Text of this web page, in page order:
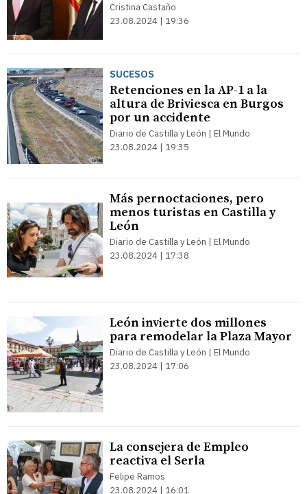
Cristina Castaño
23.08.2024 | 19:36
SUCESOS
Retenciones en la AP-1 a la
altura de Briviesca en Burgos
por un accidente
Diario de Castilla y León | El Mundo
23.08.2024 | 19:35
Más pernoctaciones, pero
menos turistas en Castilla y
León
Diario de Castilla y León | El Mundo
23.08.2024 | 17:38
León invierte dos millones
para remodelar la Plaza Mayor
Diario de Castilla y León | El Mundo
23.08.2024 | 17:06
La consejera de Empleo
reactiva el Serla
Felipe Ramos
23.08.2024 | 16:01